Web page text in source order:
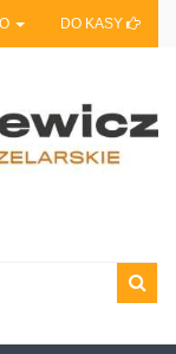
DO KASY